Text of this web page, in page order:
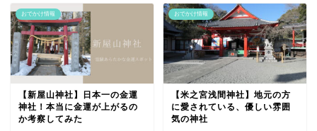
おでかけ情報
【新屋山神社】日本一の金運
神社！本当に金運が上がるの
か考察してみた
おでかけ情報
【米之宮浅間神社】地元の方
に愛されている、優しい雰囲
気の神社